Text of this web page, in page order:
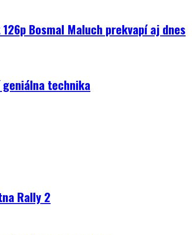
Bosmal Maluch prekvapí aj dnes
technika
Rally 2